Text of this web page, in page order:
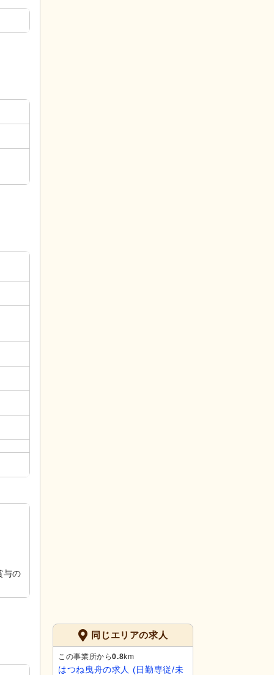
与の
同じエリアの求人
この事業所から0.8km
はつね曳舟の求人 (日勤専従/未